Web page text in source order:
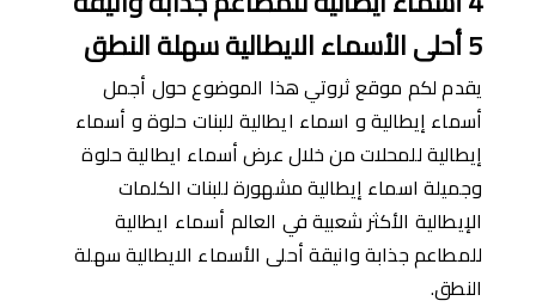
5أحلى اﻷسماءالايطالية سهلة النطق
يقدم لكم موقع ثروتي هذا الموضوع حول أجمل
أسماء إيطالية و اسماء ايطالية للبنات حلوة و أسماء
إيطالية للمحلات من خلال عرض أسماء ايطالية حلوة
وجميلة اسماء إيطالية مشهورة للبنات الكلمات
اﻹيطالية اﻷكثر شعبية في العالم أسماء ايطالية
للمطاعم جذابة وانيقة أحلى اﻷسماء الايطالية سهلة
النطق.